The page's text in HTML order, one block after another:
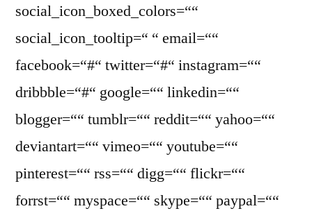
social_icon_boxed_colors=““
social_icon_tooltip=“ “ email=““
facebook=“#“ twitter=“#“ instagram=““
dribbble=“#“ google=““ linkedin=““
blogger=““ tumblr=““ reddit=““ yahoo=““
deviantart=““ vimeo=““ youtube=““
pinterest=““ rss=““ digg=““ flickr=““
forrst=““ myspace=““ skype=““ paypal=““